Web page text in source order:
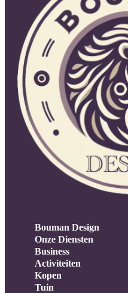
Bouman Design
Onze Diensten
Business
Activiteiten
Kopen
Tuin